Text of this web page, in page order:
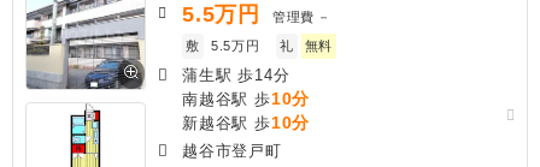
5.5万円 管理費 －
敷
5.5万円 礼 無料
蒲生駅 歩14分
南越谷駅 歩10分
新越谷駅 歩10分
越谷市登戸町